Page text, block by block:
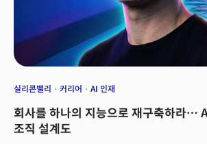
실리콘밸리 커리어 AI 인재
회사를 하나의 지능으로
조직 설계도